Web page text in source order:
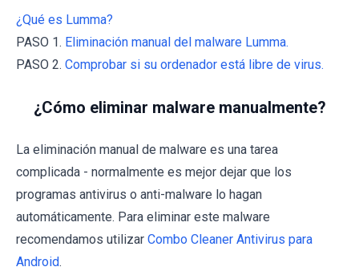
¿Qué es Lumma?
PASO 1. Eliminación manual del malware Lumma.
PASO 2. Comprobar si su ordenador está libre de virus.
¿Cómo eliminar malware manualmente?
La eliminación manual de malware es una tarea
complicada - normalmente es mejor dejar que los
programas antivirus o anti-malware lo hagan
automáticamente. Para eliminar este malware
recomendamos utilizar Combo Cleaner Antivirus para
Android.